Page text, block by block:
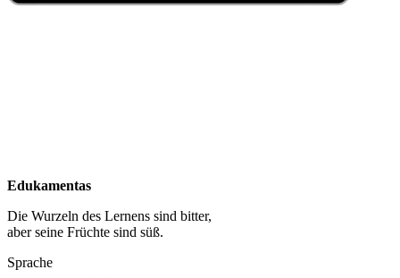
Edukamentas
Die Wurzeln des Lernens sind bitter,
aber seine Früchte sind süß.
Sprache